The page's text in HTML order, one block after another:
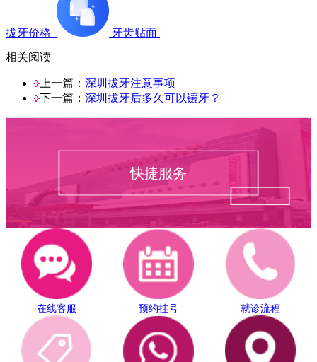
拔牙价格
牙齿贴面
相关阅读
上一篇： 深圳拔牙注意事项
下一篇： 深圳拔牙后多久可以镶牙？
快捷服务
在线客服 预约挂号 就诊流程